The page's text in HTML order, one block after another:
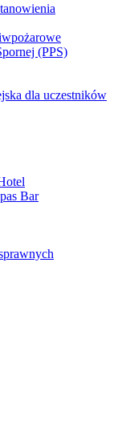
(PPS)
dla uczestników
Bar